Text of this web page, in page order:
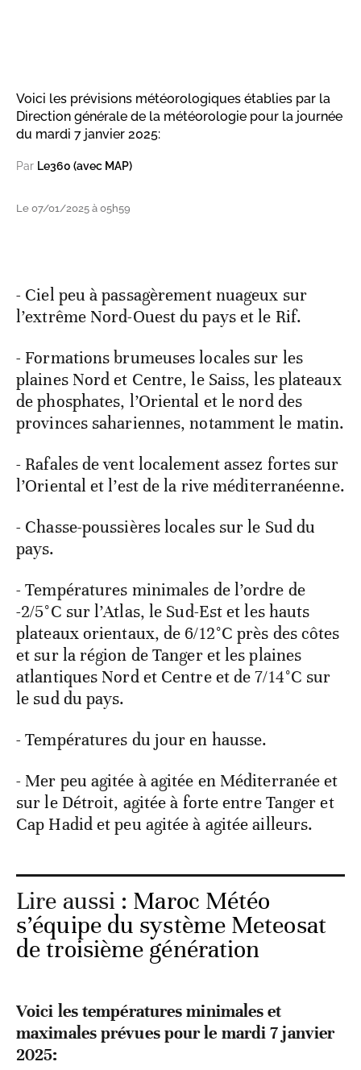
Voici les prévisions météorologiques établies par la
Direction générale de la météorologie pour la journée
du mardi 7 janvier 2025:
Par Le360 (avec MAP)
Le 07/01/2025 à 05h59
- Ciel peu à passagèrement nuageux sur
l’extrême Nord-Ouest du pays et le Rif.
- Formations brumeuses locales sur les
plaines Nord et Centre, le Saiss, les plateaux
de phosphates, l’Oriental et le nord des
provinces sahariennes, notamment le matin.
- Rafales de vent localement assez fortes sur
l’Oriental et l’est de la rive méditerranéenne.
- Chasse-poussières locales sur le Sud du
pays.
- Températures minimales de l’ordre de
-2/5°C sur l’Atlas, le Sud-Est et les hauts
plateaux orientaux, de 6/12°C près des côtes
et sur la région de Tanger et les plaines
atlantiques Nord et Centre et de 7/14°C sur
le sud du pays.
- Températures du jour en hausse.
- Mer peu agitée à agitée en Méditerranée et
sur le Détroit, agitée à forte entre Tanger et
Cap Hadid et peu agitée à agitée ailleurs.
Lire aussi : Maroc Météo
s’équipe du système Meteosat
de troisième génération
Voici les températures minimales et
maximales prévues pour le mardi 7 janvier
2025: